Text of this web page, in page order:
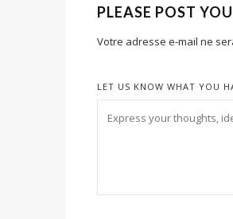
PLEASE POST
Votre adresse e-mail ne
LET US KNOW WHAT YOU